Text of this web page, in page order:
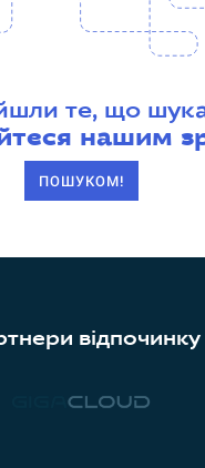
те, що
нашим
ПОШУКОМ!
відпочинку